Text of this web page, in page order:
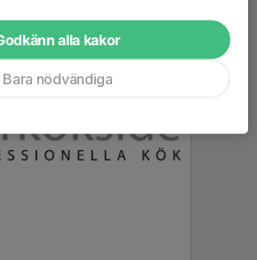
alla kakor
Bara nödvändiga